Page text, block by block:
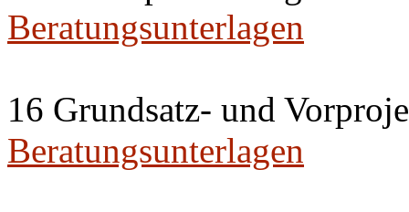
Beratungsunterlagen
16 Grundsatz- und
Beratungsunterlagen